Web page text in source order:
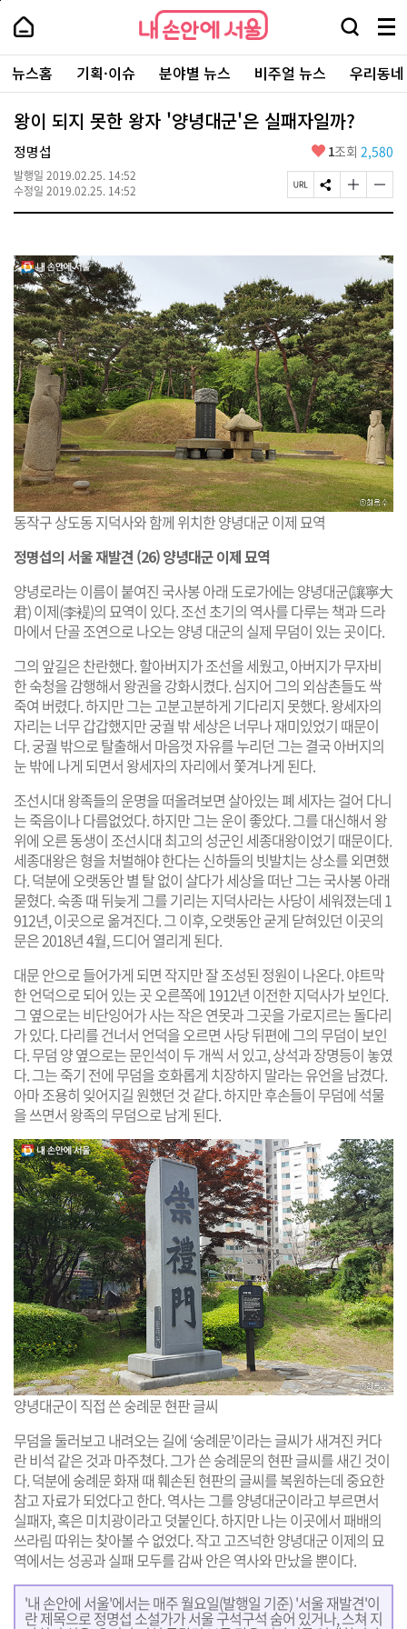
본
로
가
내
손
안
에
서
울
-
서
울
시
대
표
소
털
내
손
에
울
검
창
열
기
메
뉴
전
체
보
주
요
서
뉴스홈 기획·이슈 분야별 뉴스 비주얼 뉴스 우리동
왕이 되지 못한 왕자 '양녕대군'은 실패자일까?
정명섭
발행일 2019.02.25. 14:52
수정일 2019.02.25. 14:52
좋
요
1조회 2,580
페
이
R
사
S
N
유
글
자
크
변
경
하
기
글
자
작
게
변
경
하
기
동작구 상도동 지덕사와 함께 위치한 양녕대군 이제 묘역
정명섭의 서울 재발견 (26) 양녕대군 이제 묘역
양녕로라는 이름이 붙여진 국사봉 아래 도로가에는 양녕대군(讓寧大
君) 이제(李褆)의 묘역이 있다. 조선 초기의 역사를 다루는 책과 드라
마에서 단골 조연으로 나오는 양녕 대군의 실제 무덤이 있는 곳이다.
그의 앞길은 찬란했다. 할아버지가 조선을 세웠고, 아버지가 무자비
한 숙청을 감행해서 왕권을 강화시켰다. 심지어 그의 외삼촌들도 싹
죽여 버렸다. 하지만 그는 고분고분하게 기다리지 못했다. 왕세자의
자리는 너무 갑갑했지만 궁궐 밖 세상은 너무나 재미있었기 때문이
다. 궁궐 밖으로 탈출해서 마음껏 자유를 누리던 그는 결국 아버지의
눈 밖에 나게 되면서 왕세자의 자리에서 쫓겨나게 된다.
조선시대 왕족들의 운명을 떠올려보면 살아있는 폐 세자는 걸어 다니
는 죽음이나 다름없었다. 하지만 그는 운이 좋았다. 그를 대신해서 왕
위에 오른 동생이 조선시대 최고의 성군인 세종대왕이었기 때문이다.
세종대왕은 형을 처벌해야 한다는 신하들의 빗발치는 상소를 외면했
다. 덕분에 오랫동안 별 탈 없이 살다가 세상을 떠난 그는 국사봉 아래
묻혔다. 숙종 때 뒤늦게 그를 기리는 지덕사라는 사당이 세워졌는데 1
912년, 이곳으로 옮겨진다. 그 이후, 오랫동안 굳게 닫혀있던 이곳의
문은 2018년 4월, 드디어 열리게 된다.
대문 안으로 들어가게 되면 작지만 잘 조성된 정원이 나온다. 야트막
한 언덕으로 되어 있는 곳 오른쪽에 1912년 이전한 지덕사가 보인다.
그 옆으로는 비단잉어가 사는 작은 연못과 그곳을 가로지르는 돌다리
가 있다. 다리를 건너서 언덕을 오르면 사당 뒤편에 그의 무덤이 보인
다. 무덤 양 옆으로는 문인석이 두 개씩 서 있고, 상석과 장명등이 놓였
다. 그는 죽기 전에 무덤을 호화롭게 치장하지 말라는 유언을 남겼다.
아마 조용히 잊어지길 원했던 것 같다. 하지만 후손들이 무덤에 석물
을 쓰면서 왕족의 무덤으로 남게 된다.
양녕대군이 직접 쓴 숭례문 현판 글씨
무덤을 둘러보고 내려오는 길에 ‘숭례문’이라는 글씨가 새겨진 커다
란 비석 같은 것과 마주쳤다. 그가 쓴 숭례문의 현판 글씨를 새긴 것이
다. 덕분에 숭례문 화재 때 훼손된 현판의 글씨를 복원하는데 중요한
참고 자료가 되었다고 한다. 역사는 그를 양녕대군이라고 부르면서
실패자, 혹은 미치광이라고 덧붙인다. 하지만 나는 이곳에서 패배의
쓰라림 따위는 찾아볼 수 없었다. 작고 고즈넉한 양녕대군 이제의 묘
역에서는 성공과 실패 모두를 감싸 안은 역사와 만났을 뿐이다.
'내 손안에 서울'에서는 매주 월요일(발행일 기준) '서울 재발견'이
란 제목으로 정명섭 소설가가 서울 구석구석 숨어 있거나, 스쳐 지
페
상
단
로